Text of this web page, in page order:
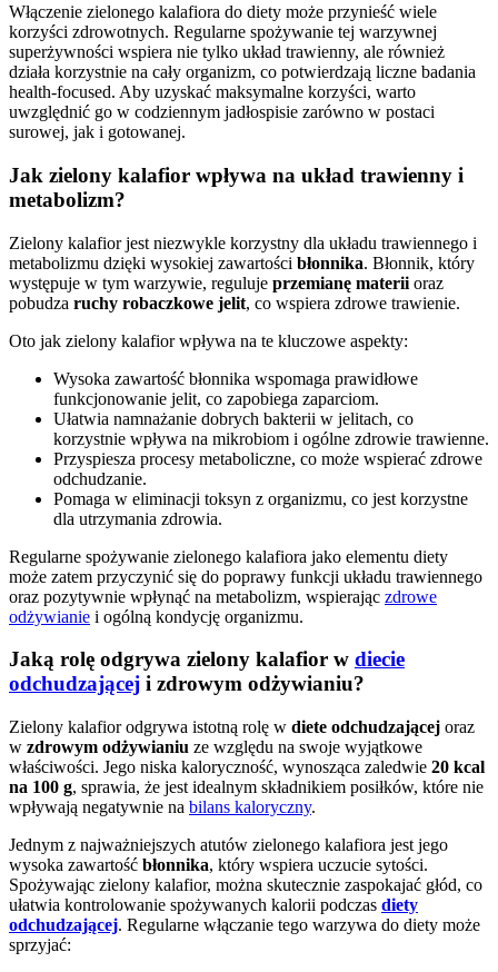
Włączenie zielonego kalafiora do diety może przynieść wiele
korzyści zdrowotnych. Regularne spożywanie tej warzywnej
superżywności wspiera nie tylko układ trawienny, ale również
działa korzystnie na cały organizm, co potwierdzają liczne badania
health-focused. Aby uzyskać maksymalne korzyści, warto
uwzględnić go w codziennym jadłospisie zarówno w postaci
surowej, jak i gotowanej.
Jak zielony kalafior wpływa na układ trawienny i
metabolizm?
Zielony kalafior jest niezwykle korzystny dla układu trawiennego i
metabolizmu dzięki wysokiej zawartości błonnika. Błonnik, który
występuje w tym warzywie, reguluje przemianę materii oraz
pobudza ruchy robaczkowe jelit, co wspiera zdrowe trawienie.
Oto jak zielony kalafior wpływa na te kluczowe aspekty:
Wysoka zawartość błonnika wspomaga prawidłowe
funkcjonowanie jelit, co zapobiega zaparciom.
Ułatwia namnażanie dobrych bakterii w jelitach, co
korzystnie wpływa na mikrobiom i ogólne zdrowie trawienne.
Przyspiesza procesy metaboliczne, co może wspierać zdrowe
odchudzanie.
Pomaga w eliminacji toksyn z organizmu, co jest korzystne
dla utrzymania zdrowia.
Regularne spożywanie zielonego kalafiora jako elementu diety
może zatem przyczynić się do poprawy funkcji układu trawiennego
oraz pozytywnie wpłynąć na metabolizm, wspierając zdrowe
odżywianie i ogólną kondycję organizmu.
Jaką rolę odgrywa zielony kalafior w diecie
odchudzającej i zdrowym odżywianiu?
Zielony kalafior odgrywa istotną rolę w diete odchudzającej oraz
w zdrowym odżywianiu ze względu na swoje wyjątkowe
właściwości. Jego niska kaloryczność, wynosząca zaledwie 20 kcal
na 100 g, sprawia, że jest idealnym składnikiem posiłków, które nie
wpływają negatywnie na bilans kaloryczny.
Jednym z najważniejszych atutów zielonego kalafiora jest jego
wysoka zawartość błonnika, który wspiera uczucie sytości.
Spożywając zielony kalafior, można skutecznie zaspokajać głód, co
ułatwia kontrolowanie spożywanych kalorii podczas diety
odchudzającej. Regularne włączanie tego warzywa do diety może
sprzyjać: